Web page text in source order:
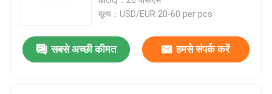
हमारे बारे में
मूल्य：USD/EUR 20-60 per pcs
सबसे अच्छी कीमत हमसे संपर्क करें